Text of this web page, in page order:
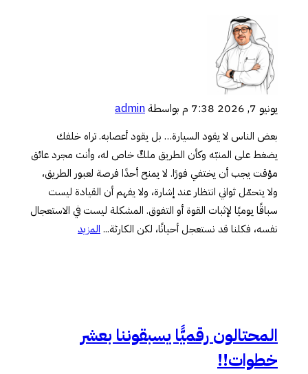
يونيو 7, 2026 7:38 م بواسطة admin
بعض الناس لا يقود السيارة… بل يقود أعصابه. تراه خلفك
يضغط على المنبّه وكأن الطريق ملكٌ خاص له، وأنت مجرد عائق
مؤقت يجب أن يختفي فورًا. لا يمنح أحدًا فرصة لعبور الطريق،
ولا يتحمّل ثواني انتظار عند إشارة، ولا يفهم أن القيادة ليست
سباقًا يوميًا لإثبات القوة أو التفوق. المشكلة ليست في الاستعجال
نفسه، فكلنا قد نستعجل أحيانًا، لكن الكارثة... المزيد
المحتالون رقميًّا يسبقوننا بعشر
خطوات!!